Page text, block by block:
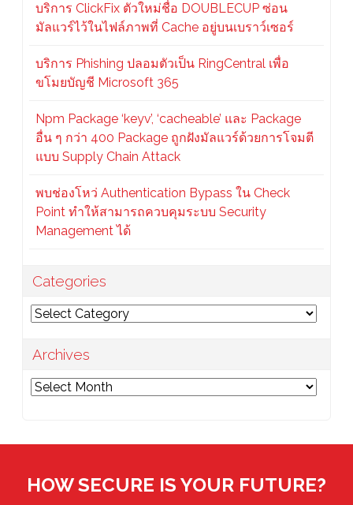
บริการ ClickFix ตัวใหม่ชื่อ DOUBLECUP ซ่อน
มัลแวร์ไว้ในไฟล์ภาพที่ Cache อยู่บนเบราว์เซอร์
บริการ Phishing ปลอมตัวเป็น RingCentral เพื่อ
ขโมยบัญชี Microsoft 365
Npm Package ‘keyv’, ‘cacheable’ และ Package
อื่น ๆ กว่า 400 Package ถูกฝังมัลแวร์ด้วยการโจมตี
แบบ Supply Chain Attack
พบช่องโหว่ Authentication Bypass ใน Check
Point ทำให้สามารถควบคุมระบบ Security
Management ได้
Categories
Categories
Archives
Archives
HOW SECURE IS YOUR FUTURE?